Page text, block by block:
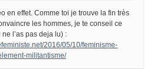
en effet. Comme toi je trouve la fin très
les hommes, je te conseil ce
l’as pas deja lu) :
2016/05/10/feminisme-
militantisme/